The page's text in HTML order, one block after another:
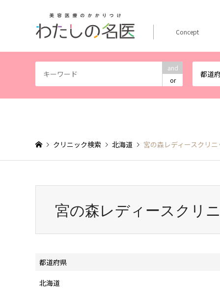
and
or
都道
Concept
クリニック検索 北海道 宮の森レディースクリニ
宮の森レディースクリ
都道府県
北海道